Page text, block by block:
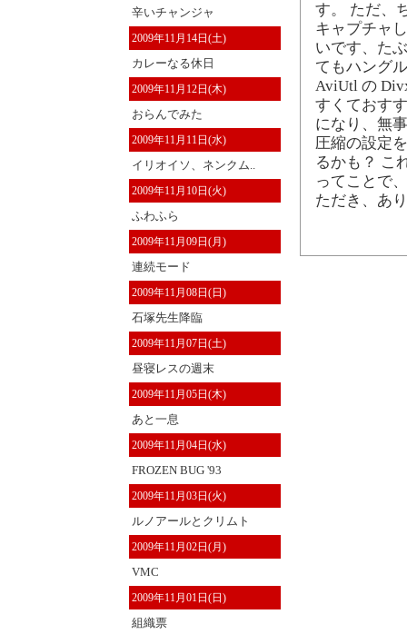
辛いチャンジャ
2009年11月14日(土)
カレーなる休日
2009年11月12日(木)
おらんでみた
2009年11月11日(水)
イリオイソ、ネンクム..
2009年11月10日(火)
ふわふら
2009年11月09日(月)
連続モード
2009年11月08日(日)
石塚先生降臨
2009年11月07日(土)
昼寝レスの週末
2009年11月05日(木)
あと一息
2009年11月04日(水)
FROZEN BUG '93
2009年11月03日(火)
ルノアールとクリムト
2009年11月02日(月)
VMC
2009年11月01日(日)
組織票
す。 ただ、
キャプチャ
いです、た
てもハング
AviUtl の
すくておす
になり、無
圧縮の設定
るかも？ こ
ってことで
ただき、あ